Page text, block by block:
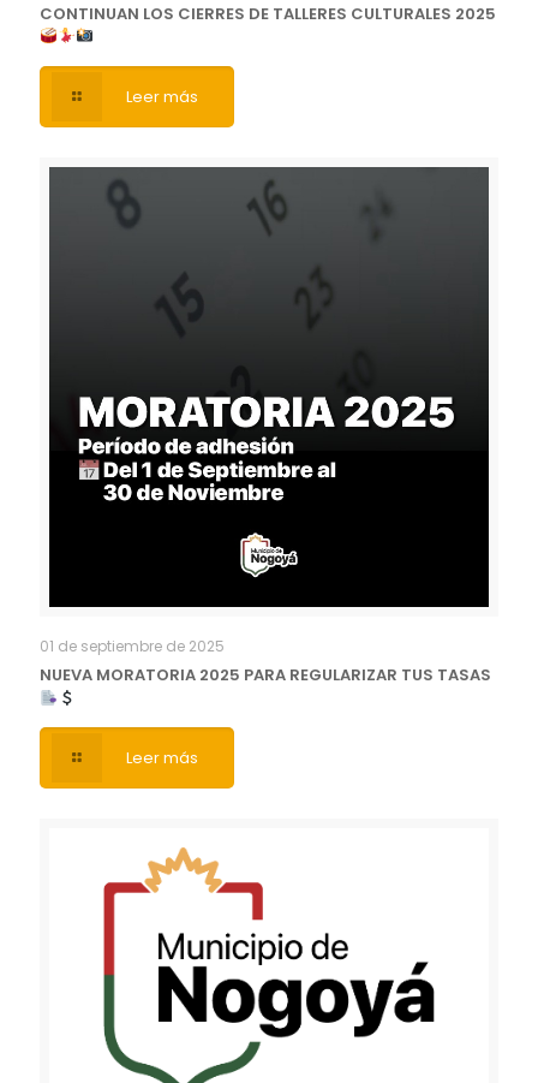
CONTINUAN LOS CIERRES DE TALLERES CULTURALES 2025
Leer más
01 de septiembre de 2025
NUEVA MORATORIA 2025 PARA REGULARIZAR TUS TASAS
Leer más